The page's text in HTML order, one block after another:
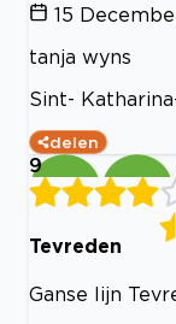
15
tanja wyns
Sint-
delen
9
Tevreden
Ganse lijn